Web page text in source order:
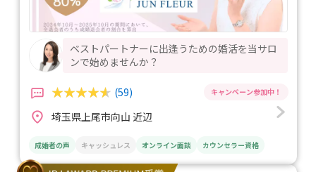
ベストパートナーに出逢うための婚活を当サロ
ンで始めませんか？
(59)
埼玉県上尾市向山 近辺
成婚者の声 キャッシュレス オンライン面談 カウンセラー資格